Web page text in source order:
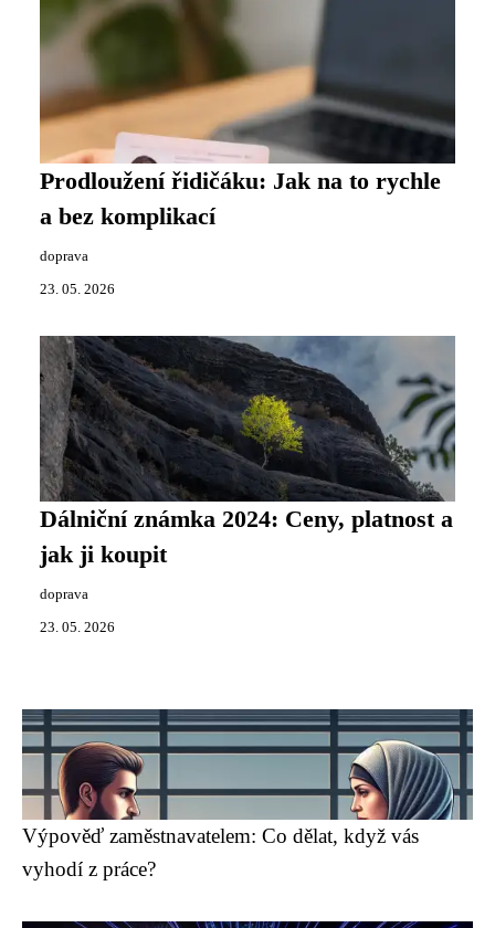
Prodloužení řidičáku: Jak na to rychle
a bez komplikací
doprava
23. 05. 2026
Dálniční známka 2024: Ceny, platnost a
jak ji koupit
doprava
23. 05. 2026
Výpověď zaměstnavatelem: Co dělat, když vás
vyhodí z práce?